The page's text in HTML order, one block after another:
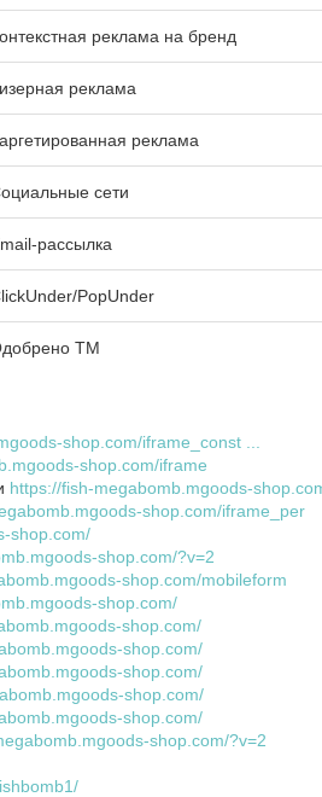
реклама на бренд
реклама
реклама
сети
рассылка
PopUnder
ТМ
shop.com/iframe_const ...
shop.com/iframe
https://fish-megabomb.mgoods-
shop.com/iframe_per
shop.com/
shop.com/?v=2
shop.com/mobileform
shop.com/
shop.com/
shop.com/
shop.com/
shop.com/
shop.com/
shop.com/?v=2